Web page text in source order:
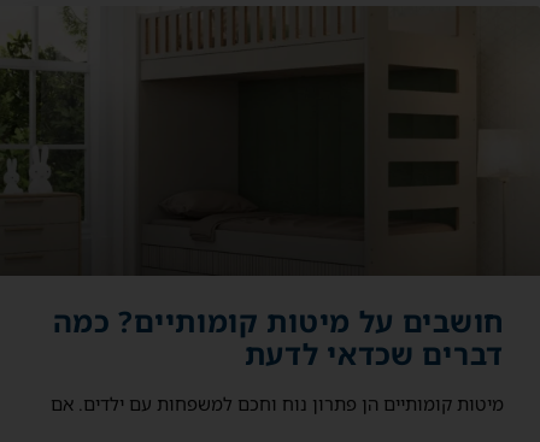
חושבים על מיטות קומותיים? כמה
דברים שכדאי לדעת
מיטות קומותיים הן פתרון נוח וחכם למשפחות עם ילדים. אם